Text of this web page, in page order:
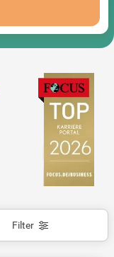
Filter